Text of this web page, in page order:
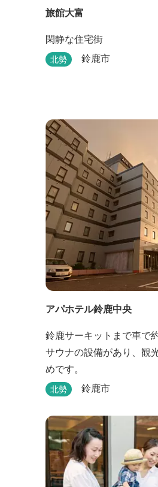
旅館大富
閑静な住宅街
北勢 鈴鹿市
アパホテル鈴鹿中央
鈴鹿サーキットまで車で
サウナの設備があり、観
めです。
北勢 鈴鹿市